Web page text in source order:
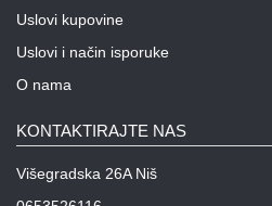
Uslovi kupovine
Uslovi i način isporuke
O nama
KONTAKTIRAJTE NAS
Višegradska 26A Niš